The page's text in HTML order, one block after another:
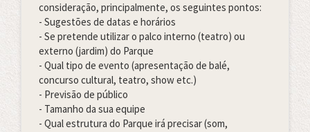
consideração, principalmente, os seguintes pontos:
- Sugestões de datas e horários
- Se pretende utilizar o palco interno (teatro) ou
externo (jardim) do Parque
- Qual tipo de evento (apresentação de balé,
concurso cultural, teatro, show etc.)
- Previsão de público
- Tamanho da sua equipe
- Qual estrutura do Parque irá precisar (som,